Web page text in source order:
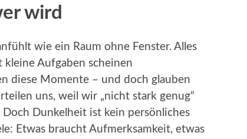
wird
wie ein Raum ohne Fenster. Alles
Aufgaben scheinen
diese Momente – und doch glauben
uns, weil wir „nicht stark genug“
Dunkelheit ist kein persönliches
Etwas braucht Aufmerksamkeit, etwas